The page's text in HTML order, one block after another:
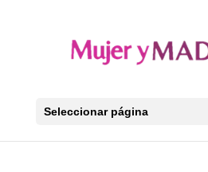
Seleccionar página